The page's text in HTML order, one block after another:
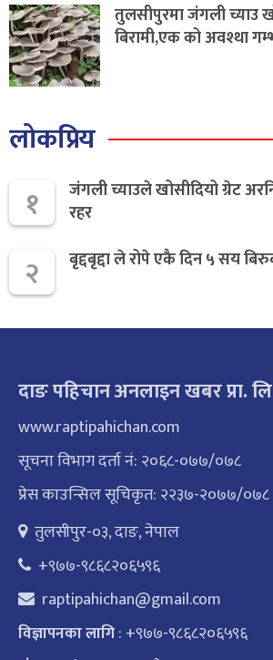
तुलसीपुरमा जंगली च्याउ
बिरामी,एक को अवश्था
लोकप्रिय
१
जंगली च्याउले खोसीदियो ग्रेट
रहर
२ बृद्दबृद्दा ले रोपे एकै दिन ५ सय
दाङ पहिचान अनलाइन खबर प्रा. लि.
www.raptipahichan.com
सूचना विभाग दर्ता नं: २०६८-०७७/०७८
प्रेस काउन्सिल सूचिकृत: २२३७-२०७७/०७८
तुलसीपुर-०३, दाङ, नेपाल
+९७७-९८६८२०६५९६
raptipahichan@gmail.com
विज्ञापनका लागि: +९७७-९८६८२०६५९६